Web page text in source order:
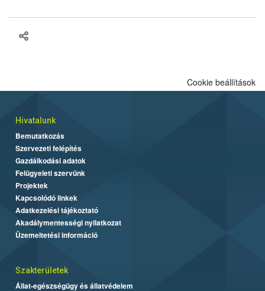
gazdasági haszonállatok jólétének elősegítése volt az európai
meg tapasztalatait a gazdasági haszonállatok jólétének
Cookie beállítások
Hivatalunk
Bemutatkozás
Szervezeti felépítés
Gazdálkodási adatok
Felügyeleti szervünk
Projektek
Kapcsolódó linkek
Adatkezelési tájékoztató
Akadálymentességi nyilatkozat
Üzemeltetési információ
Szakterületek
Állat-egészségügy és állatvédelem